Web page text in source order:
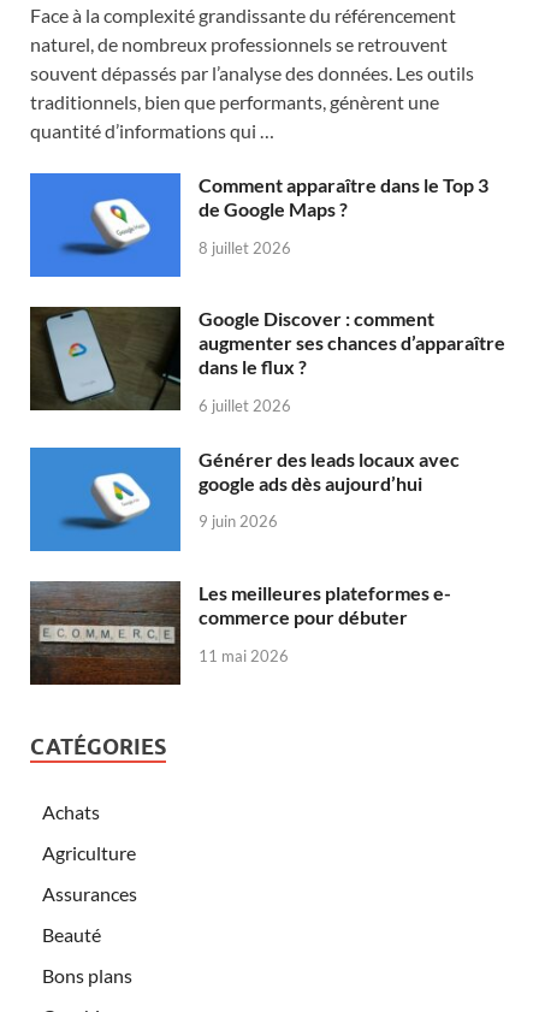
Face à la complexité grandissante du référencement
naturel, de nombreux professionnels se retrouvent
souvent dépassés par l’analyse des données. Les outils
traditionnels, bien que performants, génèrent une
quantité d’informations qui …
Comment apparaître dans le Top 3
de Google Maps ?
8 juillet 2026
Google Discover : comment
augmenter ses chances d’apparaître
dans le flux ?
6 juillet 2026
Générer des leads locaux avec
google ads dès aujourd’hui
9 juin 2026
Les meilleures plateformes e-
commerce pour débuter
11 mai 2026
CATÉGORIES
Achats
Agriculture
Assurances
Beauté
Bons plans